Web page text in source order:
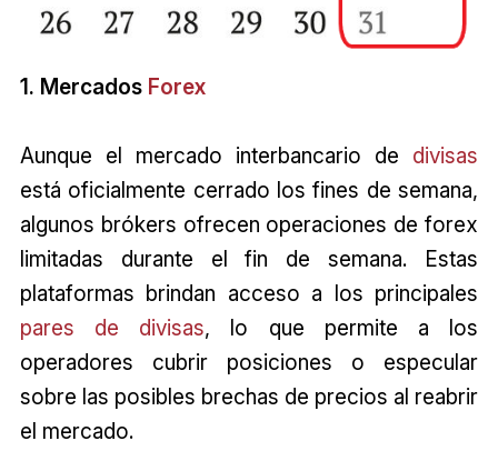
1. Mercados Forex
Aunque el mercado interbancario de divisas
está oficialmente cerrado los fines de semana,
algunos brókers ofrecen operaciones de forex
limitadas durante el fin de semana. Estas
plataformas brindan acceso a los principales
pares de divisas, lo que permite a los
operadores cubrir posiciones o especular
sobre las posibles brechas de precios al reabrir
el mercado.